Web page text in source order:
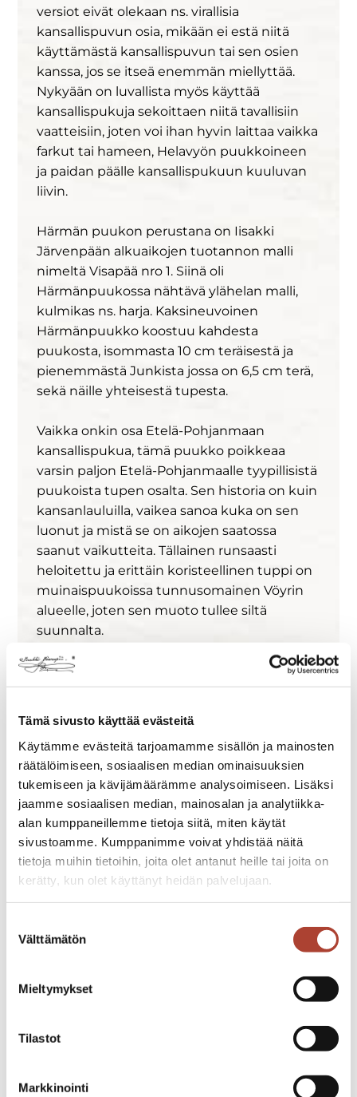
Tämä sivusto käyttää evästeitä
Käytämme evästeitä tarjoamamme sisällön ja mainosten
räätälöimiseen, sosiaalisen median ominaisuuksien
tukemiseen ja kävijämäärämme analysoimiseen. Lisäksi
jaamme sosiaalisen median, mainosalan ja analytiikka-
alan kumppaneillemme tietoja siitä, miten käytät
sivustoamme. Kumppanimme voivat yhdistää näitä
tietoja muihin tietoihin, joita olet antanut heille tai joita on
kerätty, kun olet käyttänyt heidän palvelujaan.
valinta
Välttämätön
Mieltymykset
Tilastot
Markkinointi
versiot eivät olekaan ns. virallisia
kansallispuvun osia, mikään ei estä niitä
käyttämästä kansallispuvun tai sen osien
kanssa, jos se itseä enemmän miellyttää.
Nykyään on luvallista myös käyttää
kansallispukuja sekoittaen niitä tavallisiin
vaatteisiin, joten voi ihan hyvin laittaa vaikka
farkut tai hameen, Helavyön puukkoineen
ja paidan päälle kansallispukuun kuuluvan
liivin.
Härmän puukon perustana on Iisakki
Järvenpään alkuaikojen tuotannon malli
nimeltä Visapää nro 1. Siinä oli
Härmänpuukossa nähtävä ylähelan malli,
kulmikas ns. harja. Kaksineuvoinen
Härmänpuukko koostuu kahdesta
puukosta, isommasta 10 cm teräisestä ja
pienemmästä Junkista jossa on 6,5 cm terä,
sekä näille yhteisestä tupesta.
Vaikka onkin osa Etelä-Pohjanmaan
kansallispukua, tämä puukko poikkeaa
varsin paljon Etelä-Pohjanmaalle tyypillisistä
puukoista tupen osalta. Sen historia on kuin
kansanlauluilla, vaikea sanoa kuka on sen
luonut ja mistä se on aikojen saatossa
saanut vaikutteita. Tällainen runsaasti
heloitettu ja erittäin koristeellinen tuppi on
muinaispuukoissa tunnusomainen Vöyrin
alueelle, joten sen muoto tullee siltä
suunnalta.
Puukkojen mallina on tuo aiemmin
mainittu Visapää nro 1, joka oli aikoinaan
perusmallistoa. Puukossa on hiiliterästerä,
joka on samaa materiaalia kuin metsästys-
ja vaelluspuukoissakin, joten sitä voi hyvin
käyttää vaikka vuolemiseen, kiehisten
tekoon tai laavun pystytykseen. Pienempi
puukko eli Junki toimii tarkemmassa puun
työstössä tai vaikka eväiden laitossa tulilla.
Kaksineuvoiseen Härmänpuukkoon on
Vaasan Jaakkoo -nimellä tunnetuksi tullut
kuvien joukosta.
käyttöpuukkoina, vaikkakin se useimmiten
häissä tai muissa juhlissa. Julkisiin